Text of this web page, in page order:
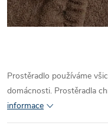
Prostěradlo používáme
domácnosti. Prostěradla
informace